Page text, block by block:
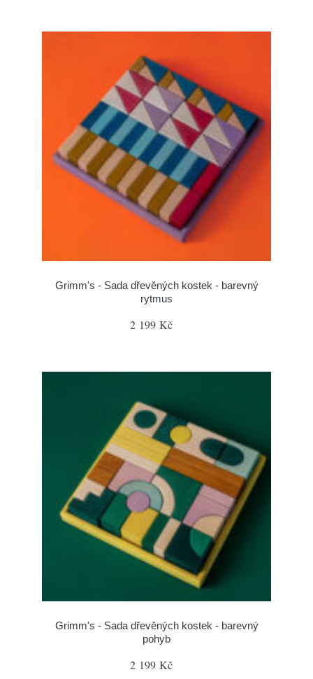
Grimm's - Sada dřevěných kostek - barevný
rytmus
2 199 Kč
Grimm's - Sada dřevěných kostek - barevný
pohyb
2 199 Kč